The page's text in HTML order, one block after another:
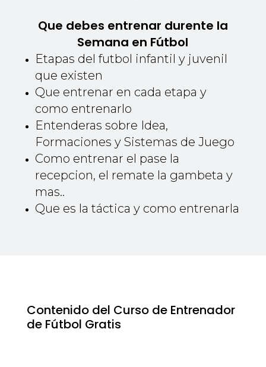
Que debes entrenar durente la
Semana en Fútbol
Etapas del futbol infantil y juvenil
que existen
Que entrenar en cada etapa y
como entrenarlo
Entenderas sobre Idea,
Formaciones y Sistemas de Juego
Como entrenar el pase la
recepcion, el remate la gambeta y
mas..
Que es la táctica y como entrenarla
Contenido del Curso de Entrenador
de Fútbol Gratis